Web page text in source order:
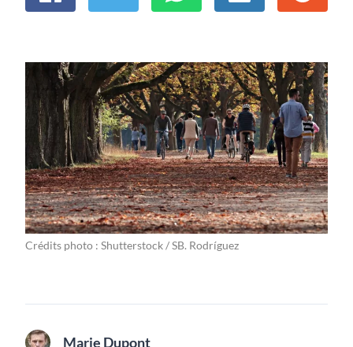
Crédits photo : Shutterstock / SB. Rodríguez
Marie Dupont